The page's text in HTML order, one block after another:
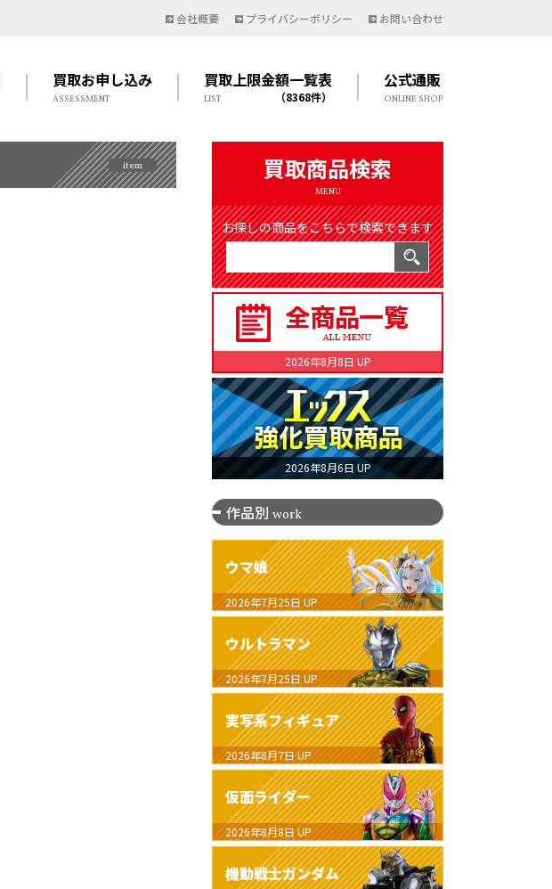
会社概要 プライバシーポリシー お問い合わせ
買取お申し込み
ASSESSMENT
買取上限金額一覧表
（8368件）
LIST
公式通販
ONLINE SHOP
item 買取商品検索
MENU
お探しの商品をこちらで検索できます
2026年8月8日 UP
2026年8月6日 UP
作品別 work
ウマ娘
2026年7月25日 UP
ウルトラマン
2026年7月25日 UP
実写系フィギュア
2026年8月7日 UP
仮面ライダー
2026年8月8日 UP
機動戦士ガンダム